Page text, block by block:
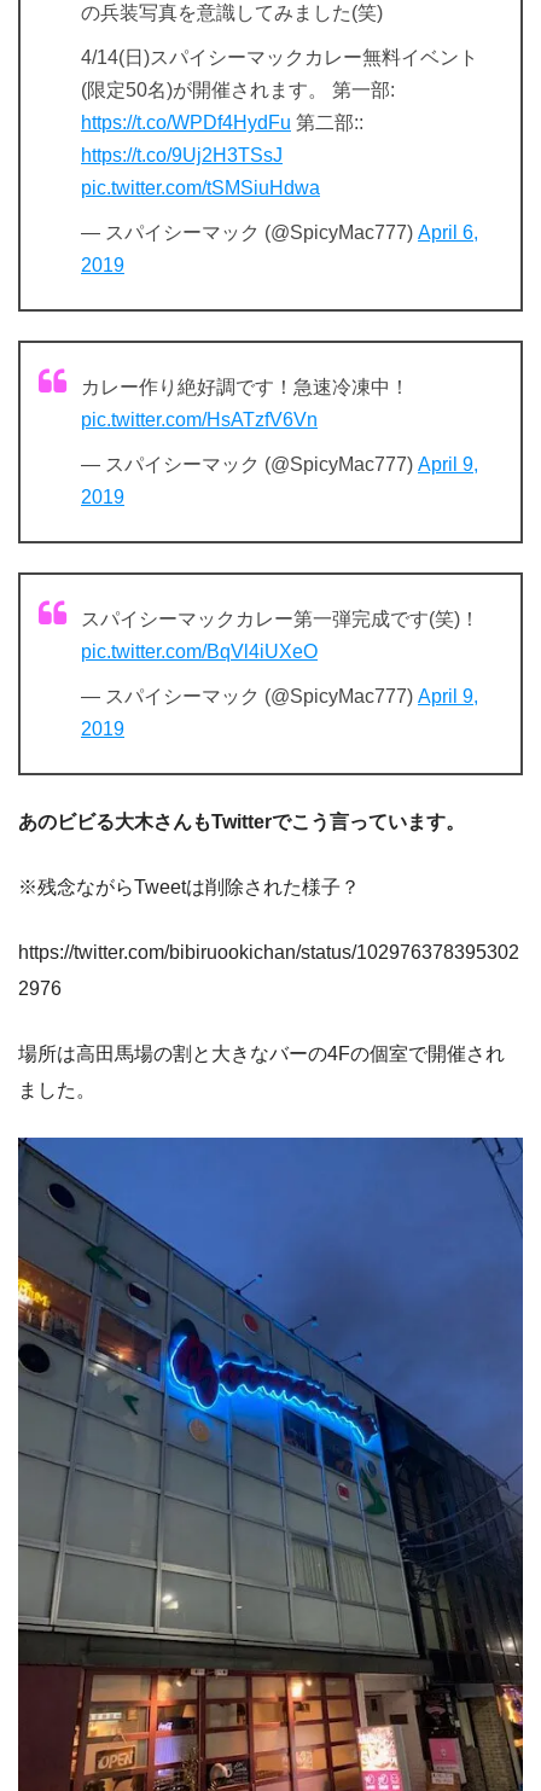
の兵装写真を意識してみました(笑)
4/14(日)スパイシーマックカレー無料イベント
(限定50名)が開催されます。 第一部:
https://t.co/WPDf4HydFu 第二部::
https://t.co/9Uj2H3TSsJ
pic.twitter.com/tSMSiuHdwa
— スパイシーマック (@SpicyMac777) April 6,
2019
カレー作り絶好調です！急速冷凍中！
pic.twitter.com/HsATzfV6Vn
— スパイシーマック (@SpicyMac777) April 9,
2019
スパイシーマックカレー第一弾完成です(笑)！
pic.twitter.com/BqVl4iUXeO
— スパイシーマック (@SpicyMac777) April 9,
2019
あのビビる大木さんもTwitterでこう言っています。
※残念ながらTweetは削除された様子？
https://twitter.com/bibiruookichan/status/102976378395302
2976
場所は高田馬場の割と大きなバーの4Fの個室で開催され
ました。